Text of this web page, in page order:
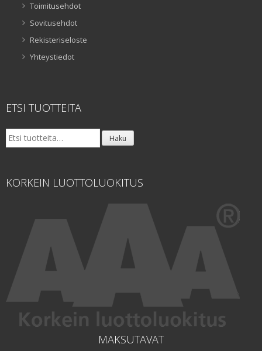
Toimitusehdot
Sovitusehdot
Rekisteriseloste
Yhteystiedot
ETSI TUOTTEITA
Etsi: Haku
KORKEIN LUOTTOLUOKITUS
MAKSUTAVAT